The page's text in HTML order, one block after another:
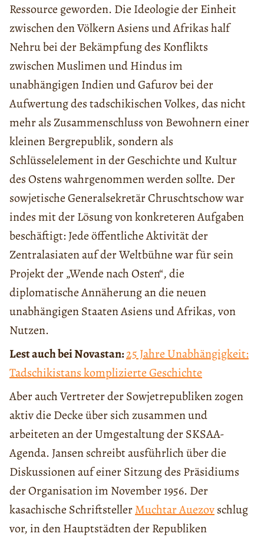
Ressource geworden. Die Ideologie der Einheit
zwischen den Völkern Asiens und Afrikas half
Nehru bei der Bekämpfung des Konflikts
zwischen Muslimen und Hindus im
unabhängigen Indien und Gafurov bei der
Aufwertung des tadschikischen Volkes, das nicht
mehr als Zusammenschluss von Bewohnern einer
kleinen Bergrepublik, sondern als
Schlüsselelement in der Geschichte und Kultur
des Ostens wahrgenommen werden sollte. Der
sowjetische Generalsekretär Chruschtschow war
indes mit der Lösung von konkreteren Aufgaben
beschäftigt: Jede öffentliche Aktivität der
Zentralasiaten auf der Weltbühne war für sein
Projekt der „Wende nach Osten“, die
diplomatische Annäherung an die neuen
unabhängigen Staaten Asiens und Afrikas, von
Nutzen.
Lest auch bei Novastan:25 Jahre Unabhängigkeit:
Tadschikistans komplizierte Geschichte
Aber auch Vertreter der Sowjetrepubliken zogen
aktiv die Decke über sich zusammen und
arbeiteten an der Umgestaltung der SKSAA-
Agenda. Jansen schreibt ausführlich über die
Diskussionen auf einer Sitzung des Präsidiums
der Organisation im November 1956. Der
kasachische SchriftstellerMuchtar Auezovschlug
vor, in den Hauptstädten der Republiken